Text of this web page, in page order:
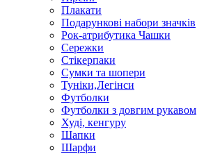
Плакати
Подарункові набори значків
Рок-атрибутика Чашки
Сережки
Стікерпаки
Сумки та шопери
Туніки,Легінси
Футболки
Футболки з довгим рукавом
Худі, кенгуру
Шапки
Шарфи